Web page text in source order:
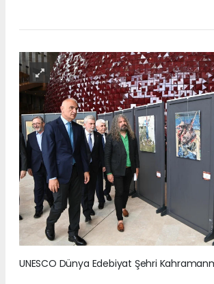
UNESCO Dünya Edebiyat Şehri